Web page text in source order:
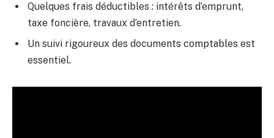
Quelques frais déductibles : intérêts d’emprunt,
taxe foncière, travaux d’entretien.
Un suivi rigoureux des documents comptables est
essentiel.